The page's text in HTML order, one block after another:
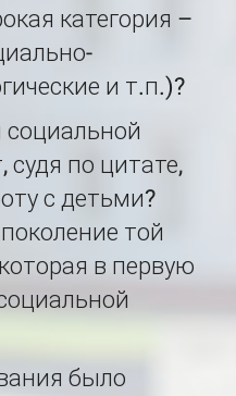
категория –
и т.п.)?
судя по цитате,
с детьми?
той
в первую
было